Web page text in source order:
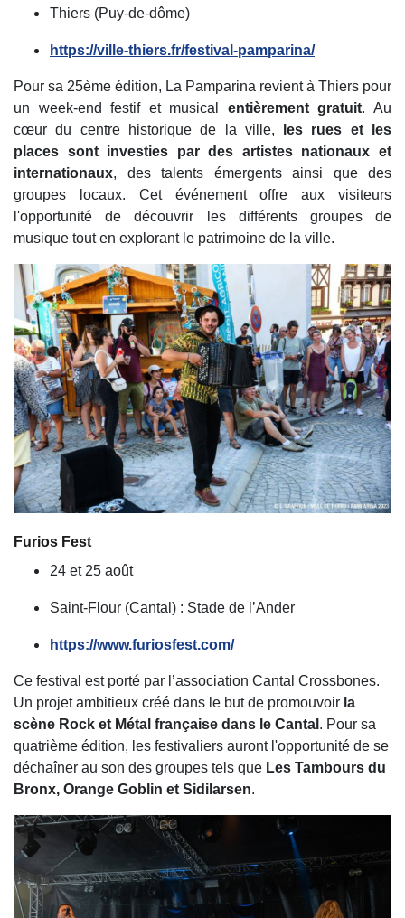
Thiers (Puy-de-dôme)
https://ville-thiers.fr/festival-pamparina/
Pour sa 25ème édition, La Pamparina revient à Thiers pour
un week-end festif et musical entièrement gratuit. Au
cœur du centre historique de la ville,
les rues et les
places sont investies par des artistes nationaux et
internationaux, des talents émergents ainsi que des
groupes locaux. Cet événement offre aux visiteurs
l'opportunité de découvrir les différents groupes de
musique tout en explorant le patrimoine de la ville.
Furios Fest
24 et 25 août
Saint-Flour (Cantal) : Stade de l’Ander
https://www.furiosfest.com/
Ce festival est porté par l’association Cantal Crossbones.
Un projet ambitieux créé dans le but de promouvoir la
scène Rock et Métal française dans le Cantal . Pour sa
quatrième édition, les festivaliers auront l'opportunité de se
déchaîner au son des groupes tels que Les Tambours du
Bronx, Orange Goblin et Sidilarsen.